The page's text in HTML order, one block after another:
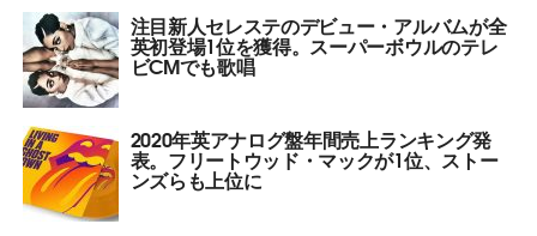
注目新人セレステのデビュー・アルバムが全
英初登場1位を獲得。スーパーボウルのテレ
ビCMでも歌唱
2020年英アナログ盤年間売上ランキング発
表。フリートウッド・マックが1位、ストー
ンズらも上位に